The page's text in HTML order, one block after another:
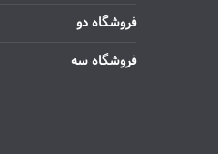
فروشگاه دو
فروشگاه سه